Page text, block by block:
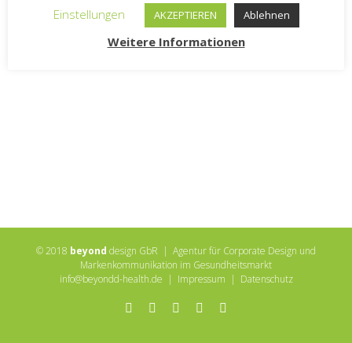
© 2018 beyond design GbR | Agentur für Corporate Design und
Markenkommunikation im Gesundheitsmarkt
info@beyondd-health.de | Impressum | Datenschutz
Facebook
TwitterInstagram
Xing
Einstellungen
AKZEPTIEREN Ablehnen
Weitere Informationen